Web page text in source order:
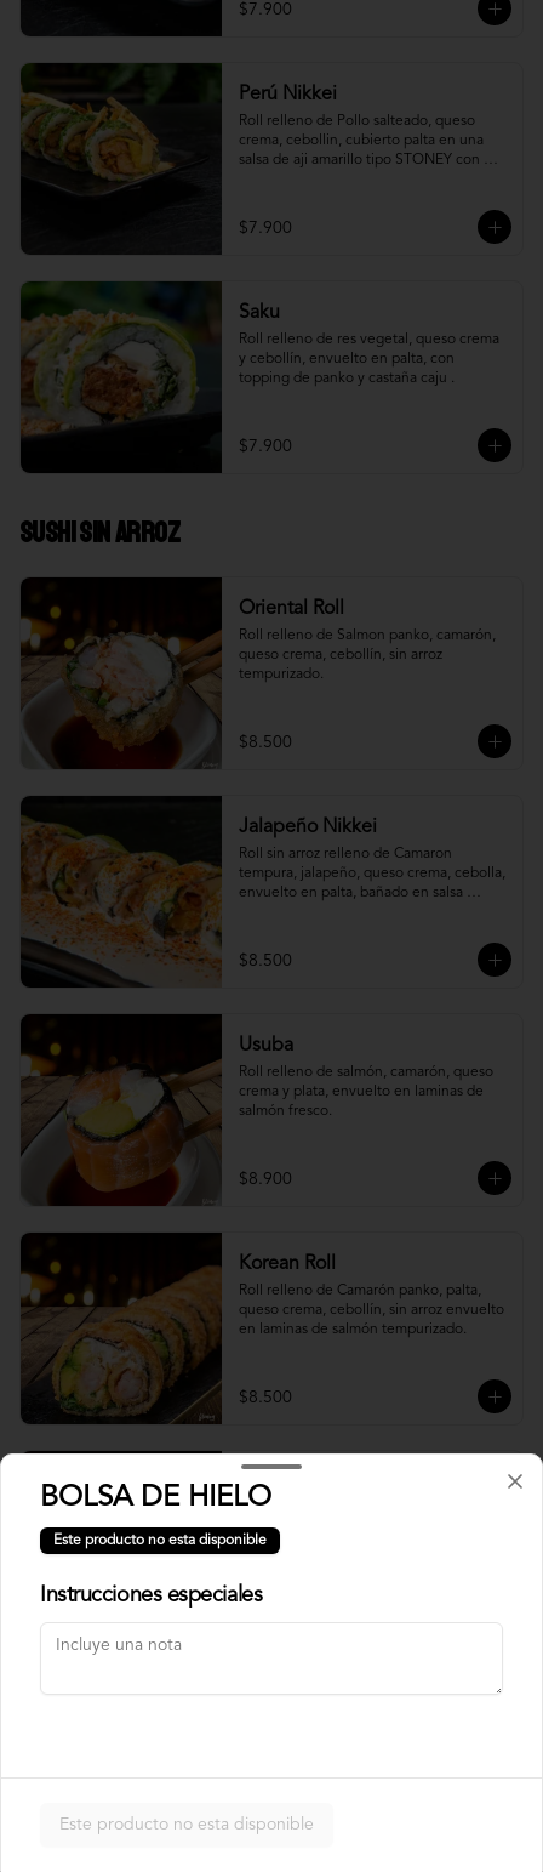
$7.900
Perú Nikkei
Roll relleno de Pollo salteado, queso
crema, cebollin, cubierto palta en una
salsa de aji amarillo tipo STONEY con
$7.900
Saku
Roll relleno de res vegetal, queso crema
y cebollín, envuelto en palta, con
topping de panko y castaña caju .
$7.900
Sushi Sin Arroz
Oriental Roll
Roll relleno de Salmon panko, camarón,
queso crema, cebollín, sin arroz
tempurizado.
$8.500
Jalapeño Nikkei
Roll sin arroz relleno de Camaron
tempura, jalapeño, queso crema, cebolla,
envuelto en palta, bañado en salsa
$8.500
Usuba
Roll relleno de salmón, camarón, queso
crema y plata, envuelto en laminas de
salmón fresco.
$8.900
Korean Roll
Roll relleno de Camarón panko, palta,
queso crema, cebollín, sin arroz envuelto
en laminas de salmón tempurizado.
$8.500
Crunch Roll
Roll relleno de Pollo apanado , queso
crema, cebollín, almendras triturada, sin
arroz, envuelto en palta.
Nori Champ Roll
$7.900
BOLSA DE HIELO
Este producto no esta disponible
Instrucciones especiales
Este producto no esta disponible